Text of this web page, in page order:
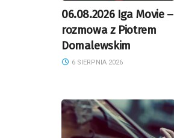
06.08.2026 Iga Movie –
rozmowa z Piotrem
Domalewskim
6 SIERPNIA 2026